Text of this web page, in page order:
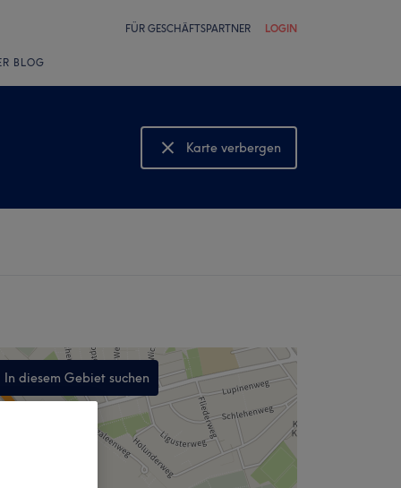
FÜR GESCHÄFTSPARTNER LOGIN
BLOG
Karte verbergen
Karte anzeigen
In diesem Gebiet suchen
,